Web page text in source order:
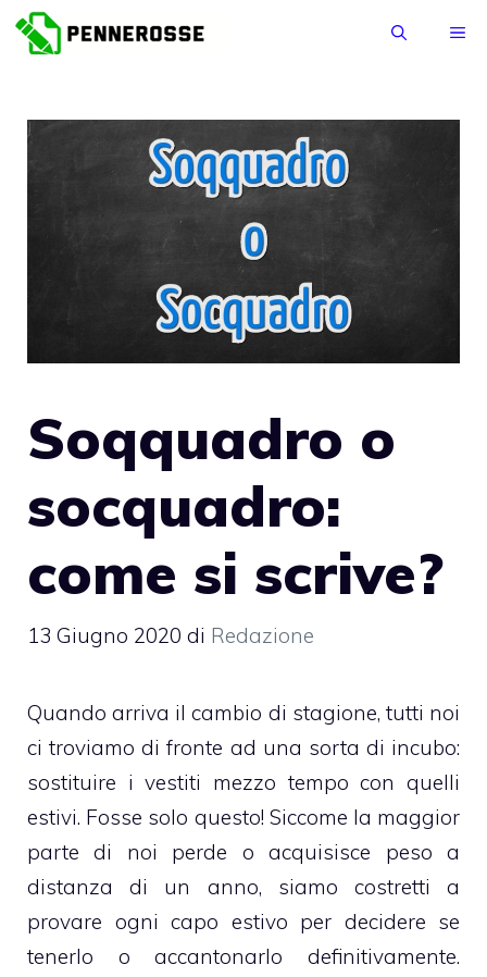
Vai
Soqquadro o
socquadro:
come si scrive?
13 Giugno 2020 di Redazione
Quando arriva il cambio di stagione, tutti noi
ci troviamo di fronte ad una sorta di incubo:
sostituire i vestiti mezzo tempo con quelli
estivi. Fosse solo questo! Siccome la maggior
parte di noi perde o acquisisce peso a
distanza di un anno, siamo costretti a
provare ogni capo estivo per decidere se
tenerlo o accantonarlo definitivamente.